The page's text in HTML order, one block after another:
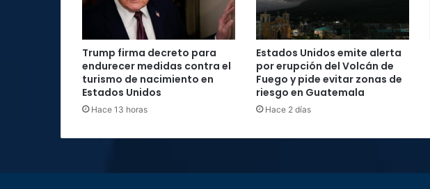
Trump firma decreto para
endurecer medidas contra el
turismo de nacimiento en
Estados Unidos
Hace 13 horas
Estados Unidos emite alerta
por erupción del Volcán de
Fuego y pide evitar zonas de
riesgo en Guatemala
Hace 2 días